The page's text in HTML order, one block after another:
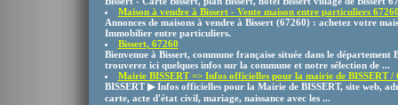
Maison à vendre à Bissert - Vente maison entre particuliers
Annonces de maisons à vendre à Bissert (67260) : achetez votre
Immobilier entre particuliers.
Bissert, 67260
Bienvenue à Bissert, commune française située dans le département
trouverez ici quelques infos sur la commune et notre sélection de ...
Mairie BISSERT => Infos officielles pour la mairie de BISSERT /
BISSERT ▶ Infos officielles pour la Mairie de BISSERT, site web,
carte, acte d'état civil, mariage, naissance avec les ...